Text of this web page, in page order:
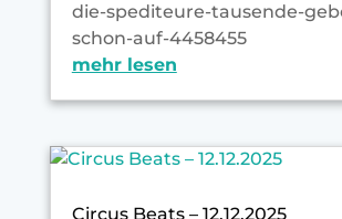
die-spediteure-tausende-
schon-auf-4458455
mehr lesen
Circus Beats – 12.12.2025